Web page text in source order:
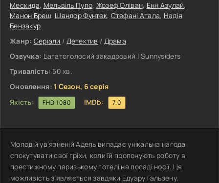
Мескида, Мельвіль Пупо, Жозеф Оліван, Енн Азулай,
Манон Бреш, Шандор Фунтек, Стефані Атала, Надія
Бензакур
Жанр: Серіали / Детектив / Драма
Озвучка: Багатоголосий закадровий | Sunnysiders
Тривалість: 50 хв.
Оновлення: 1 Сезон, 6 серія
Якість:
FHD 1080 IMDb: 7.0
Молодій ув’язненій Адель випадає унікальна нагода
спокутувати свої гріхи, коли їй пропонують роботу в
престижному паризькому готелі на посаді носії. Ця
можливість з’являється завдяки Едуару Гальзену,